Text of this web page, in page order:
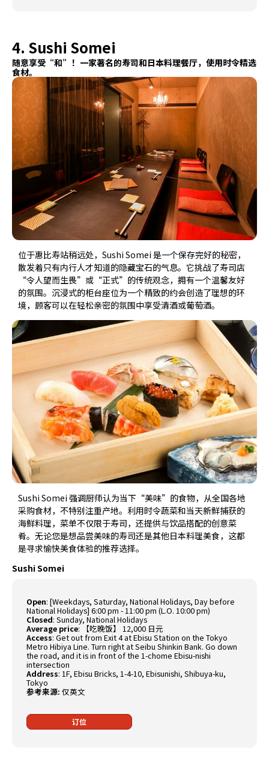
4. Sushi Somei
随意享受“和”！一家著名的寿司和日本料理餐厅，使用时令精选
食材。
位于惠比寿站稍远处，Sushi Somei 是一个保存完好的秘密，
散发着只有内行人才知道的隐藏宝石的气息。它挑战了寿司店
“令人望而生畏”或“正式”的传统观念，拥有一个温馨友好
的氛围。沉浸式的柜台座位为一个精致的约会创造了理想的环
境，顾客可以在轻松亲密的氛围中享受清酒或葡萄酒。
Sushi Somei 强调厨师认为当下“美味”的食物，从全国各地
采购食材，不特别注重产地。利用时令蔬菜和当天新鲜捕获的
海鲜料理，菜单不仅限于寿司，还提供与饮品搭配的创意菜
肴。无论您是想品尝美味的寿司还是其他日本料理美食，这都
是寻求愉快美食体验的推荐选择。
Sushi Somei
Open:[Weekdays, Saturday, National Holidays, Day before
National Holidays] 6:00 pm - 11:00 pm (L.O. 10:00 pm)
Closed:Sunday, National Holidays
Average price: 【吃晚饭】 12,000 日元
Access:Get out from Exit 4 at Ebisu Station on the Tokyo
Metro Hibiya Line. Turn right at Seibu Shinkin Bank. Go down
the road, and it is in front of the 1-chome Ebisu-nishi
intersection
Address: 1F, Ebisu Bricks, 1-4-10, Ebisunishi, Shibuya-ku,
Tokyo
参考来源:仅英文
订位